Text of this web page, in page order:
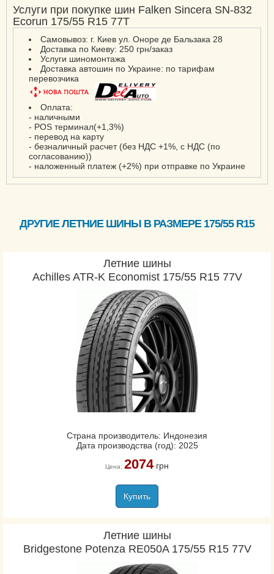
Услуги при покупке шин Falken Sincera SN-832
Ecorun 175/55 R15 77T
Самовывоз: г. Киев ул. Оноре де Бальзака 28
Доставка по Киеву: 250 грн/заказ
Услуги шиномонтажа
Доставка автошин по Украине: по тарифам
перевозчика
Оплата:
- наличными
- POS терминал(+1,3%)
- перевод на карту
- безналичный расчет (без НДС +1%, с НДС (по
согласованию))
- наложенный платеж (+2%) при отправке по Украине
ДРУГИЕ ЛЕТНИЕ ШИНЫ В РАЗМЕРЕ 175/55 R15
Летние шины
Achilles ATR-K Economist 175/55 R15 77V
Страна производитель: Индонезия
Дата производства (год): 2025
Цена: 2074грн
Купить
Летние шины
Bridgestone Potenza RE050A 175/55 R15 77V